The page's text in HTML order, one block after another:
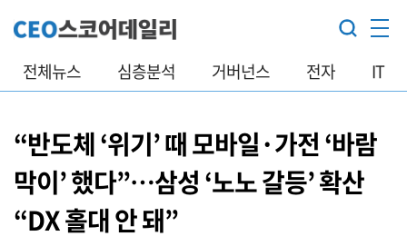
전체뉴스 심층분석 거버넌스 전자 IT
“반도체 ‘위기’ 때 모바일·가전 ‘바람
막이’ 했다”…삼성 ‘노노 갈등’ 확산
“DX 홀대 안 돼”